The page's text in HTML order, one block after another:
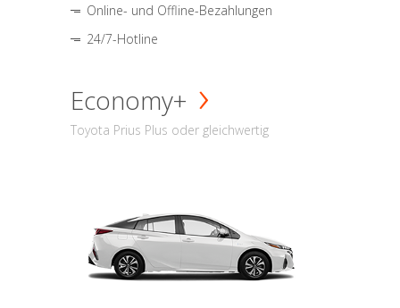
Online- und Offline-Bezahlungen
24/7-Hotline
Economy+
Toyota Prius Plus oder gleichwertig